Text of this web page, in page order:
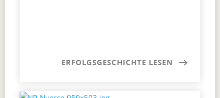
ERFOLGSGESCHICHTE LESEN